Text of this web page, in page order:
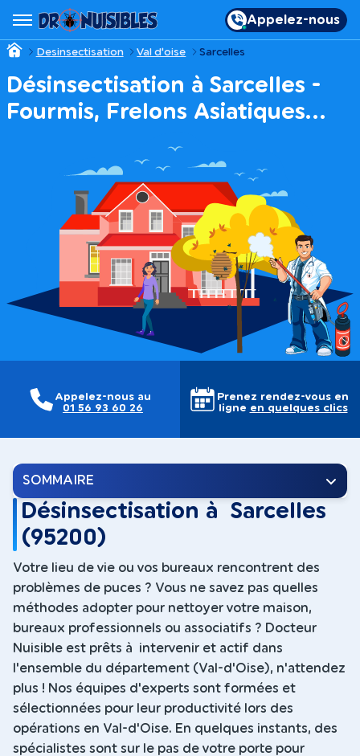
Appelez-nous
Desinsectisation Val d'oise Sarcelles
Désinsectisation à Sarcelles -
Fourmis, Frelons Asiatiques…
Appelez-nous au
01 56 93 60 26
Prenez rendez-vous en
ligne en quelques clics
SOMMAIRE
Désinsectisation à Sarcelles
(95200)
Votre lieu de vie ou vos bureaux rencontrent des
problèmes de puces ? Vous ne savez pas quelles
méthodes adopter pour nettoyer votre maison,
bureaux professionnels ou associatifs ? Docteur
Nuisible est prêts à intervenir et actif dans
l'ensemble du département (Val-d'Oise), n'attendez
plus ! Nos équipes d'experts sont formées et
sélectionnées pour leur productivité lors des
opérations en Val-d'Oise. En quelques instants, des
spécialistes sont sur le pas de votre porte pour